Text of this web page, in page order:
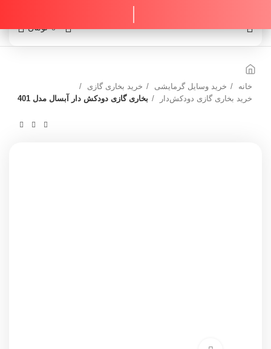
تومان 0
خانه خرید وسایل گرمایشی
خرید بخاری گازی
خرید بخاری گازی دودکش‌دار
بخاری گازی دودکش دار آبسال مدل 401